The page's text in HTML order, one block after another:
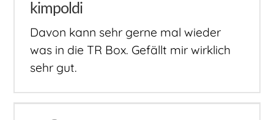
kimpoldi
Davon kann sehr gerne mal wieder
was in die TR Box. Gefällt mir wirklich
sehr gut.